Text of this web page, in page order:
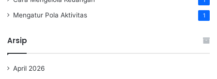
Mengatur Pola Aktivitas 1
Arsip
April 2026